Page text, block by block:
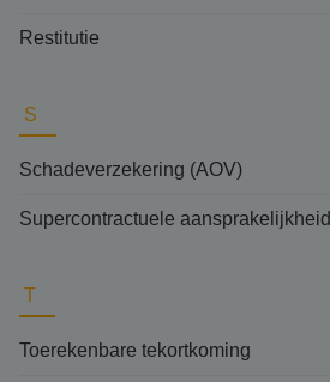
Restitutie
S
Schadeverzekering (AOV)
Supercontractuele aansprakelijkheid
T
Toerekenbare tekortkoming